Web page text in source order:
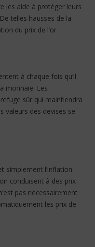
les aide à protéger leurs
telles hausses de la
du prix de l’or.
à chaque fois qu’il
monnaie. Les
sûr qui maintiendra
valeurs des devises se
simplement l’inflation :
conduisent à des prix
pas nécessairement
les prix de